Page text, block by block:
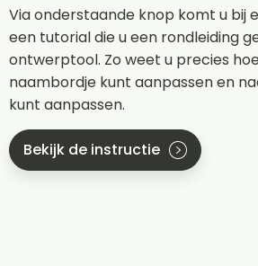
Via onderstaande knop komt u bij
een tutorial die u een rondleiding
ontwerptool. Zo weet u precies
naambordje kunt aanpassen en
kunt aanpassen.
Bekijk de instructie